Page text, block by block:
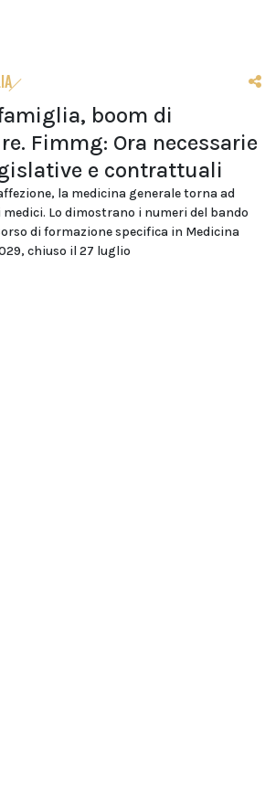
boom di
Fimmg: Ora necessarie
e contrattuali
la medicina generale torna ad
Lo dimostrano i numeri del bando
di formazione specifica in Medicina
chiuso il 27 luglio